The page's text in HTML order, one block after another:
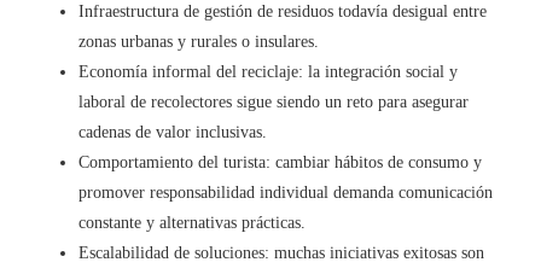
Infraestructura de gestión de residuos todavía desigual entre
zonas urbanas y rurales o insulares.
Economía informal del reciclaje: la integración social y
laboral de recolectores sigue siendo un reto para asegurar
cadenas de valor inclusivas.
Comportamiento del turista: cambiar hábitos de consumo y
promover responsabilidad individual demanda comunicación
constante y alternativas prácticas.
Escalabilidad de soluciones: muchas iniciativas exitosas son